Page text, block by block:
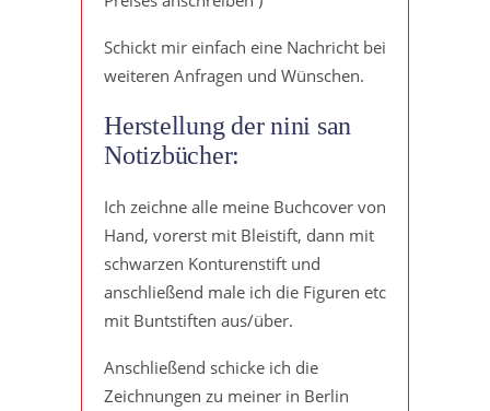
Schickt mir einfach eine Nachricht bei
weiteren Anfragen und Wünschen.
Herstellung der nini san
Notizbücher:
Ich zeichne alle meine Buchcover von
Hand, vorerst mit Bleistift, dann mit
schwarzen Konturenstift und
anschließend male ich die Figuren etc
mit Buntstiften aus/über.
Anschließend schicke ich die
Zeichnungen zu meiner in Berlin